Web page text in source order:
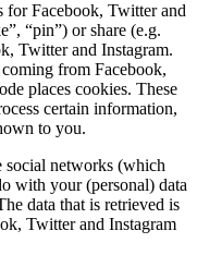
for Facebook, Twitter and
“pin”) or share (e.g.
Twitter and Instagram.
from Facebook,
places cookies. These
certain information,
to you.
social networks (which
with your (personal) data
data that is retrieved is
Twitter and Instagram